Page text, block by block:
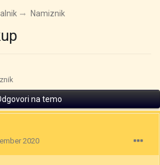
Namiznik
na temo
2020